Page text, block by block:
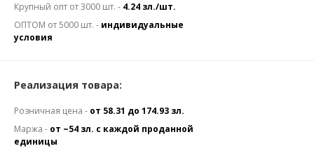
Крупный опт от 3000 шт. - 4.24 зл./шт.
ОПТОМ от 5000 шт. - индивидуальные
условия
Реализация товара:
Розничная цена - от 58.31 до 174.93 зл.
Маржа - от ~54 зл. с каждой проданной
единицы